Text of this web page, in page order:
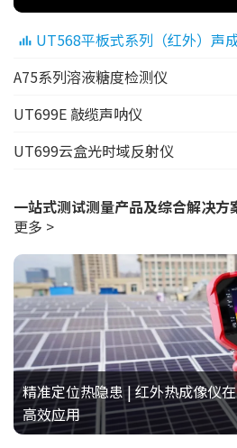
UT568平板式系列（红外）声
A75系列溶液糖度检测仪
UT699E 敲缆声呐仪
UT699云盒光时域反射仪
一站式测试测量产品及综合解决方
更多 >
精准定位热隐患 | 红外热成像仪
高效应用